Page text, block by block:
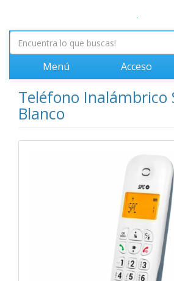
.
Menú Acceso
Teléfono Inalámbrico
Blanco